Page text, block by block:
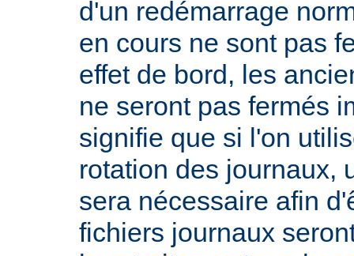
d'un redémarrage
en cours ne sont pas
effet de bord, les
ne seront pas fermés
signifie que si l'on
rotation des journaux,
sera nécessaire afin
fichiers journaux